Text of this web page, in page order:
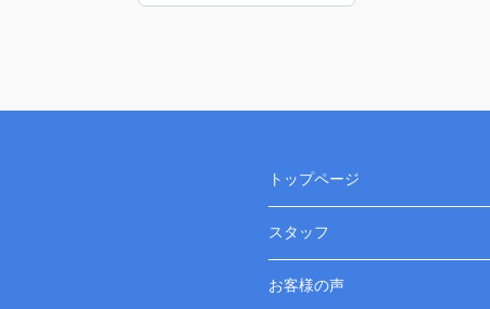
最初から不動産屋の買取で売ろうと考えていま
引渡しも相談にのって頂きありがとうございま
トップページ
スタッフ
お客様の声